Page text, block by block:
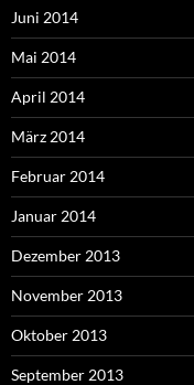
Juni 2014
Mai 2014
April 2014
März 2014
Februar 2014
Januar 2014
Dezember 2013
November 2013
Oktober 2013
September 2013